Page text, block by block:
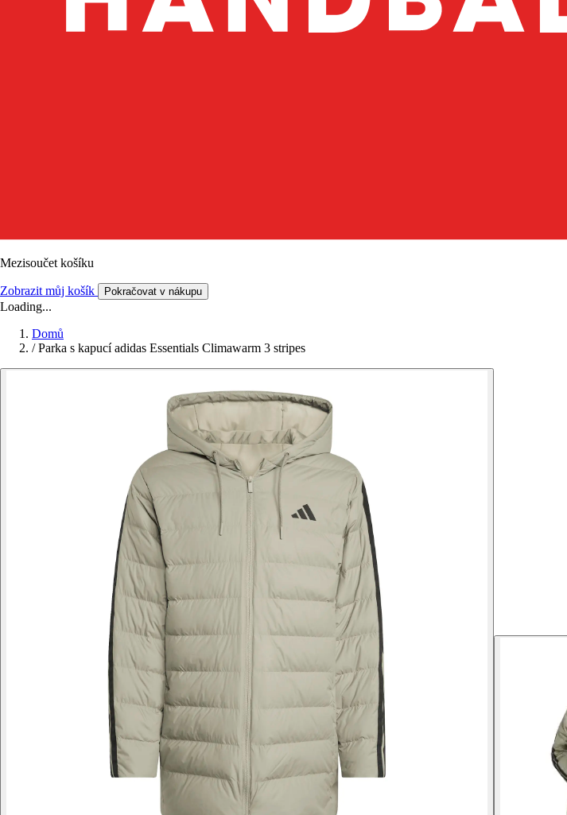
Mezisoučet košíku
Zobrazit můj košík Pokračovat v nákupu
Loading...
Domů
/ Parka s kapucí adidas Essentials Climawarm 3 stripes